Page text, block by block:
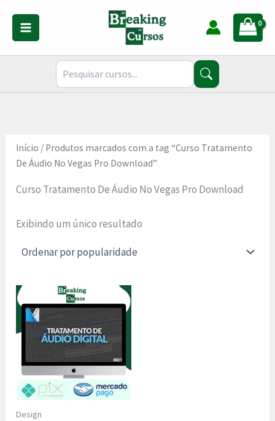
conteúdo
Início / Produtos marcados com a tag “Curso Tratamento
De Áudio No Vegas Pro Download”
Curso Tratamento De Áudio No Vegas Pro Download
Exibindo um único resultado
Design